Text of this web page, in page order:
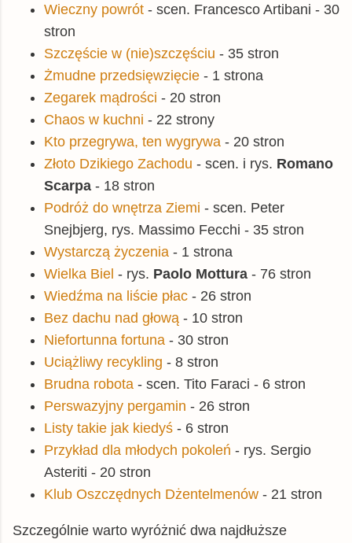
Wieczny powrót - scen. Francesco Artibani - 30
stron
Szczęście w (nie)szczęściu - 35 stron
Żmudne przedsięwzięcie - 1 strona
Zegarek mądrości - 20 stron
Chaos w kuchni - 22 strony
Kto przegrywa, ten wygrywa - 20 stron
Złoto Dzikiego Zachodu - scen. i rys. Romano
Scarpa - 18 stron
Podróż do wnętrza Ziemi - scen. Peter
Snejbjerg, rys. Massimo Fecchi - 35 stron
Wystarczą życzenia - 1 strona
Wielka Biel - rys. Paolo Mottura - 76 stron
Wiedźma na liście płac - 26 stron
Bez dachu nad głową - 10 stron
Niefortunna fortuna - 30 stron
Uciążliwy recykling - 8 stron
Brudna robota - scen. Tito Faraci - 6 stron
Perswazyjny pergamin - 26 stron
Listy takie jak kiedyś - 6 stron
Przykład dla młodych pokoleń - rys. Sergio
Asteriti - 20 stron
Klub Oszczędnych Dżentelmenów - 21 stron
Szczególnie warto wyróżnić dwa najdłuższe